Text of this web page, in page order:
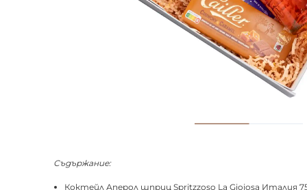
Съдържание:
Коктейл Аперол шприц Spritzzoso La Gioiosa Италия